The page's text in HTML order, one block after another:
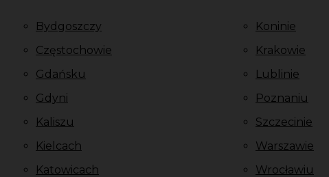
Bydgoszczy
Częstochowie
Gdańsku
Gdyni
Kaliszu
Kielcach
Katowicach
Koninie
Krakowie
Lublinie
Poznaniu
Szczecinie
Warszawie
Wrocławiu